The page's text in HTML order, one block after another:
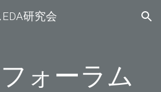
Skip to navigation
研究会
ォーラム